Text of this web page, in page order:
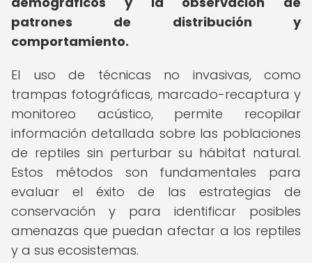
patrones de distribución y
comportamiento.
El uso de técnicas no invasivas, como
trampas fotográficas, marcado-recaptura y
monitoreo acústico, permite recopilar
información detallada sobre las poblaciones
de reptiles sin perturbar su hábitat natural.
Estos métodos son fundamentales para
evaluar el éxito de las estrategias de
conservación y para identificar posibles
amenazas que puedan afectar a los reptiles
y a sus ecosistemas.